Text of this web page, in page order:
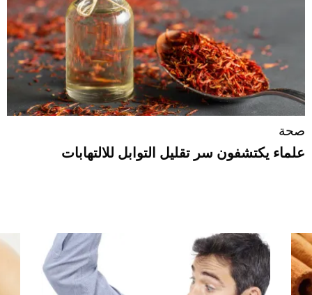
صحة
علماء يكتشفون سر تقليل التوابل للالتهابات